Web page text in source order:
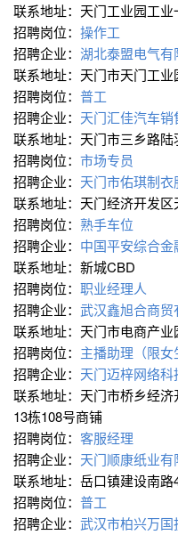
联系地址：天门工业园工业
招聘岗位： 操作工
招聘企业： 湖北泰盟电气有
联系地址：天门市天门工业
招聘岗位： 普工
招聘企业： 天门汇佳汽车
联系地址：天门市三乡路
招聘岗位： 市场专员
招聘企业： 天门市佑琪制
联系地址：天门经济开发
招聘岗位： 熟手车位
招聘企业： 中国平安综合金
联系地址：新城CBD
招聘岗位： 职业经理人
招聘企业： 武汉鑫旭合商贸
联系地址：天门市电商产业
招聘岗位： 主播助理（限女
招聘企业： 天门迈梓网络科
联系地址：天门市桥乡经
13栋108号商铺
招聘岗位： 客服经理
招聘企业： 天门顺康纸业有
联系地址：岳口镇建设南路
招聘岗位： 普工
招聘企业： 武汉市柏兴万